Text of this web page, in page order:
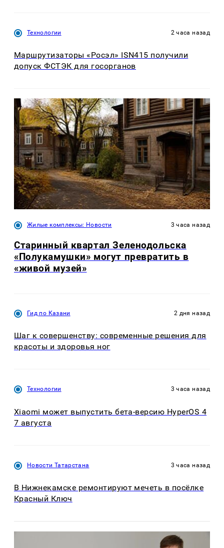
Технологии 2 часа назад
Маршрутизаторы «Росэл» ISN415 получили
допуск ФСТЭК для госорганов
Жилые комплексы: Новости 3 часа назад
Старинный квартал Зеленодольска
«Полукамушки» могут превратить в
«живой музей»
Гид по Казани 2 дня назад
Шаг к совершенству: современные решения для
красоты и здоровья ног
Технологии 3 часа назад
Xiaomi может выпустить бета-версию HyperOS 4
7 августа
Новости Татарстана 3 часа назад
В Нижнекамске ремонтируют мечеть в посёлке
Красный Ключ